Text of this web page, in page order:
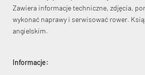
Zawiera informacje techniczne, zdjęcia,
wykonać naprawy i serwisować rower.
angielskim.
Informacje: